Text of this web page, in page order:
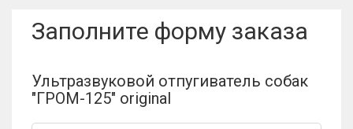
Заполните форму заказа
Ультразвуковой отпугиватель собак
"ГРОМ-125" original